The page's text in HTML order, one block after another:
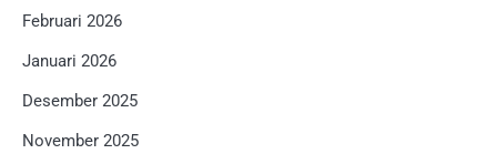
Februari 2026
Januari 2026
Desember 2025
November 2025